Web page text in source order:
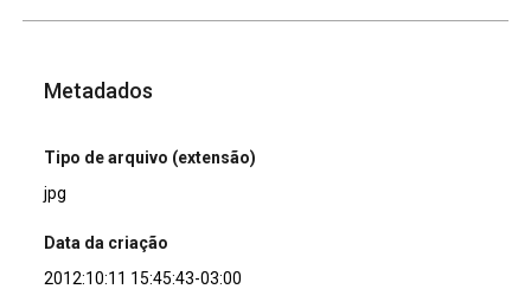
Metadados
Tipo de arquivo (extensão)
jpg
Data da criação
2012:10:11 15:45:43-03:00